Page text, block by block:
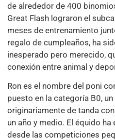
de alrededor de 400
Great Flash lograron el
meses de entrenamiento
regalo de cumpleaños, ha
inesperado pero merecido,
conexión entre animal y
Ron es el nombre del poni
puesto en la categoría B0,
originariamente de tanda
un año y medio. El équido
desde las competiciones